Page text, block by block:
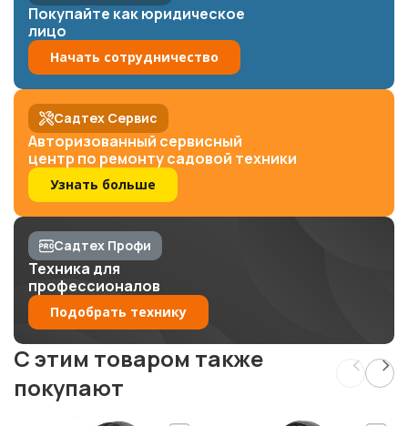
Покупайте как юридическое
лицо
Начать сотрудничество
Садтех Сервис
Авторизованный сервисный
центр по ремонту садовой техники
Узнать больше
Садтех Профи
Техника для
профессионалов
Подобрать технику
C этим товаром также
покупают